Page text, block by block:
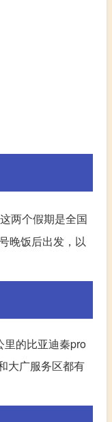
两个假期是全国
晚饭后出发，以
里的比亚迪秦pro
大广服务区都有